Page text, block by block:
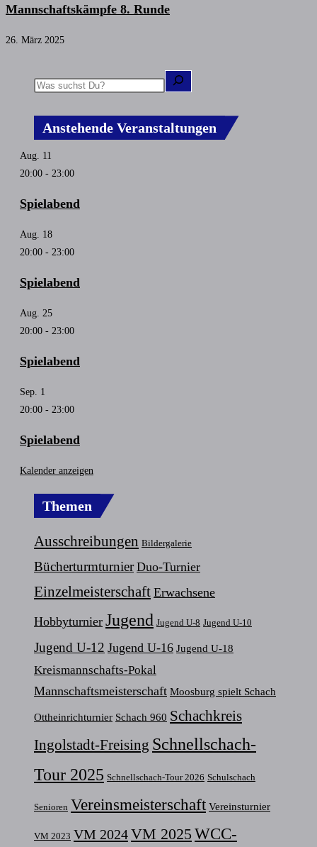
Mannschaftskämpfe 8. Runde
26. März 2025
Anstehende Veranstaltungen
Aug. 11
20:00 - 23:00
Spielabend
Aug. 18
20:00 - 23:00
Spielabend
Aug. 25
20:00 - 23:00
Spielabend
Sep. 1
20:00 - 23:00
Spielabend
Kalender anzeigen
Themen
Ausschreibungen Bildergalerie
Bücherturmturnier Duo-Turnier
Einzelmeisterschaft Erwachsene
Hobbyturnier Jugend Jugend U-8 Jugend U-10
Jugend U-12 Jugend U-16 Jugend U-18
Kreismannschafts-Pokal
Mannschaftsmeisterschaft Moosburg spielt Schach
Ottheinrichturnier Schach 960 Schachkreis
Ingolstadt-Freising Schnellschach-
Tour 2025 Schnellschach-Tour 2026 Schulschach
Senioren Vereinsmeisterschaft Vereinsturnier
VM 2023 VM 2024VM 2025 WCC-